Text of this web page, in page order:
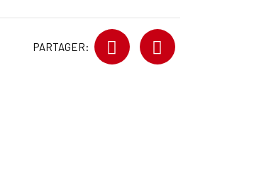
PARTAGER: